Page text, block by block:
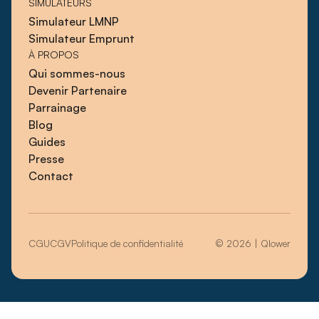
SIMULATEURS
Simulateur LMNP
Simulateur Emprunt
À PROPOS
Qui sommes-nous
Devenir Partenaire
Parrainage
Blog
Guides
Presse
Contact
© 2026 | Qlower
CGUCGVPolitique de confidentialité